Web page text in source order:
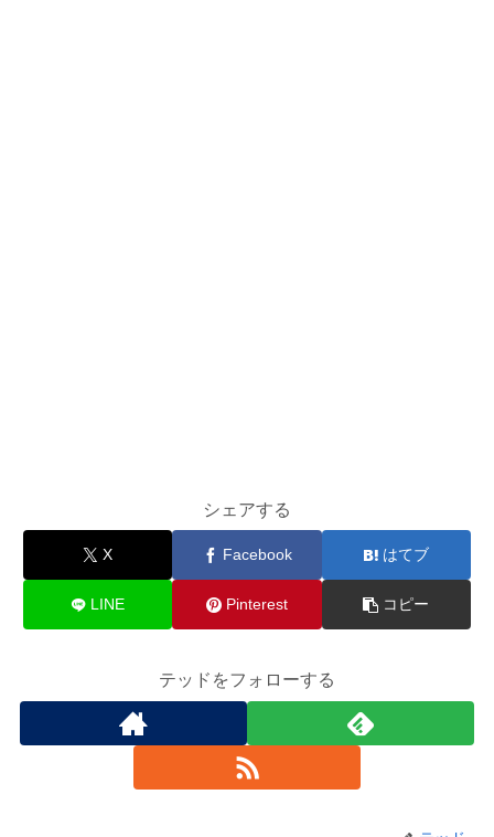
シェアする
X Facebook はてブ
LINE Pinterest コピー
テッドをフォローする